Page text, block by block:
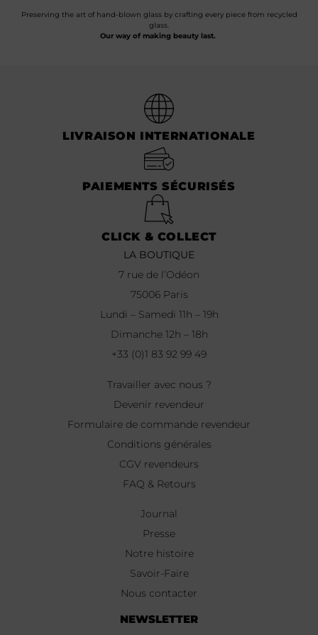
Preserving the art of hand-blown glass by crafting every piece from recycled
glass.
Our way of making beauty last.
LIVRAISON INTERNATIONALE
PAIEMENTS SÉCURISÉS
CLICK & COLLECT
LA BOUTIQUE
7 rue de l’Odéon
75006 Paris
Lundi – Samedi 11h – 19h
Dimanche 12h – 18h
+33 (0)1 83 92 99 49
Travailler avec nous ?
Devenir revendeur
Formulaire de commande revendeur
Conditions générales
CGV revendeurs
FAQ & Retours
Journal
Presse
Notre histoire
Savoir-Faire
Nous contacter
NEWSLETTER